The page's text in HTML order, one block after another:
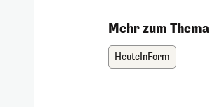
Mehr zum Thema
HeuteInForm